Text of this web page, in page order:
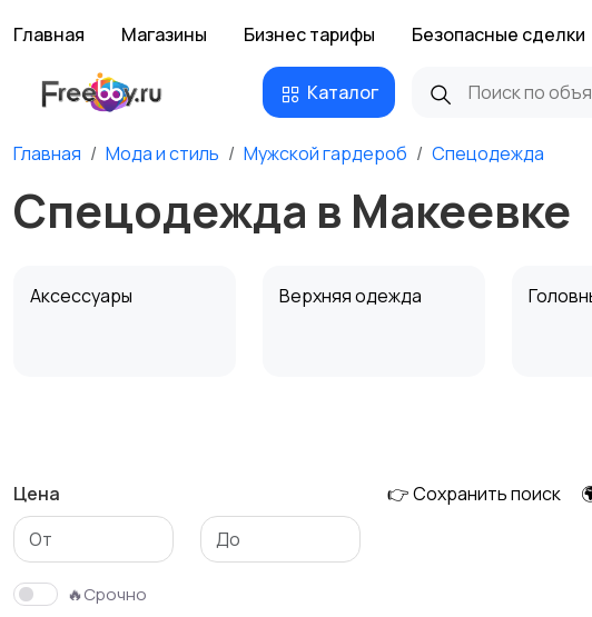
Главная Магазины Бизнес тарифы Безопасные сделки
Каталог
Главная Мода и стиль Мужской гардероб Спецодежда
Спецодежда в Макеевке
Аксессуары Верхняя одежда
Футболки и поло Штаны и шорты
Цена
🔥Срочно
👉 Сохранить поиск